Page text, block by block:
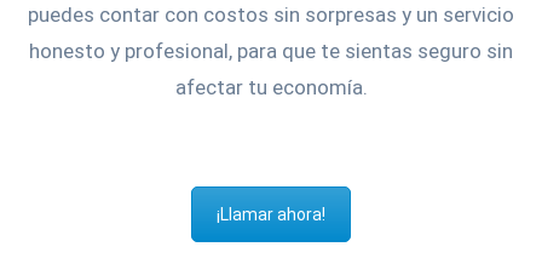
puedes contar con costos sin sorpresas y un servicio
honesto y profesional, para que te sientas seguro sin
afectar tu economía.
¡Llamar ahora!